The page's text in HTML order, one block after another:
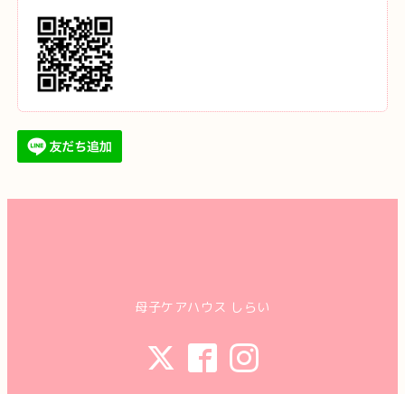
母子ケアハウス しらい